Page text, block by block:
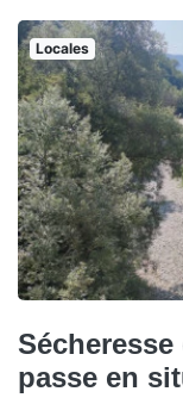
Locales
passe en